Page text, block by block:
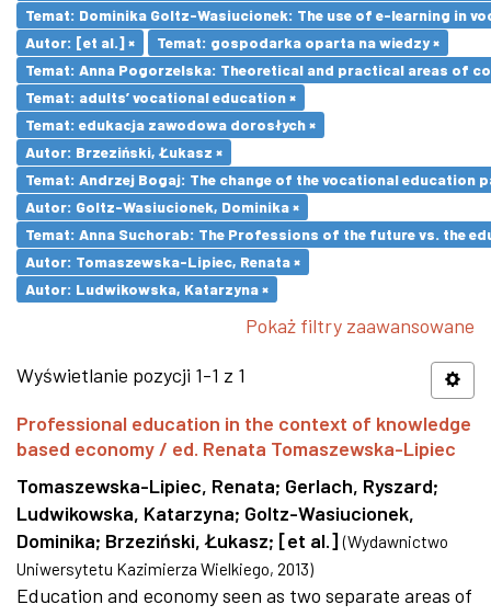
Temat: Dominika Goltz-Wasiucionek: The use of e-learning in
Autor: [et al.] ×
Temat: gospodarka oparta na wiedzy ×
Temat: Anna Pogorzelska: Theoretical and practical areas of
Temat: adults’ vocational education ×
Temat: edukacja zawodowa dorosłych ×
Autor: Brzeziński, Łukasz ×
Temat: Andrzej Bogaj: The change of the vocational education
Autor: Goltz-Wasiucionek, Dominika ×
Temat: Anna Suchorab: The Professions of the future vs. the
Autor: Tomaszewska-Lipiec, Renata ×
Autor: Ludwikowska, Katarzyna ×
Pokaż filtry zaawansowane
Wyświetlanie pozycji 1-1 z 1
Professional education in the context of knowledge
based economy / ed. Renata Tomaszewska-Lipiec
Tomaszewska-Lipiec, Renata; Gerlach, Ryszard;
Ludwikowska, Katarzyna; Goltz-Wasiucionek,
Dominika; Brzeziński, Łukasz; [et al.] (Wydawnictwo
Uniwersytetu Kazimierza Wielkiego, 2013)
Education and economy seen as two separate areas of